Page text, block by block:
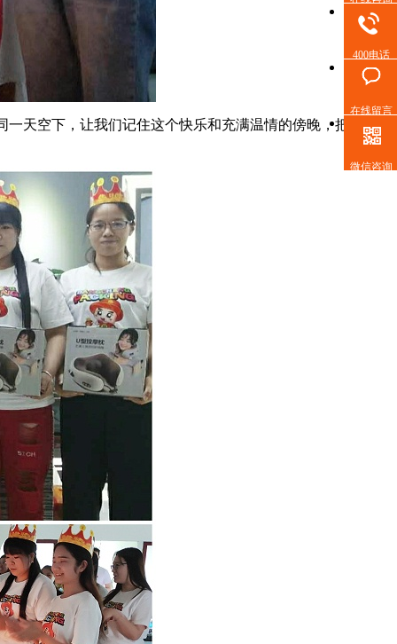
天空下，让我们记住这个快乐和充满温情的傍晚，把真挚
400电话
在线留言
微信咨询